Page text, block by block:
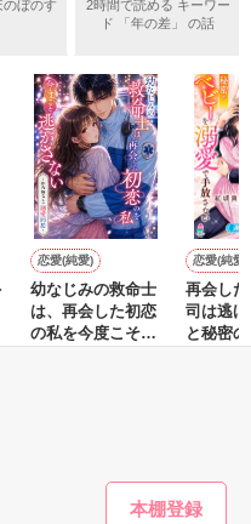
も、何も知らなかった。
用に既存作を改稿しまし
ぼのす
2時間で読める キーワー
ド 「年の差」 の話
恋愛(純愛)
幼なじみの救命士
は、再会した初恋
の私を今度こそ逃
恋愛(純愛)
再会し
司は逃
と秘密